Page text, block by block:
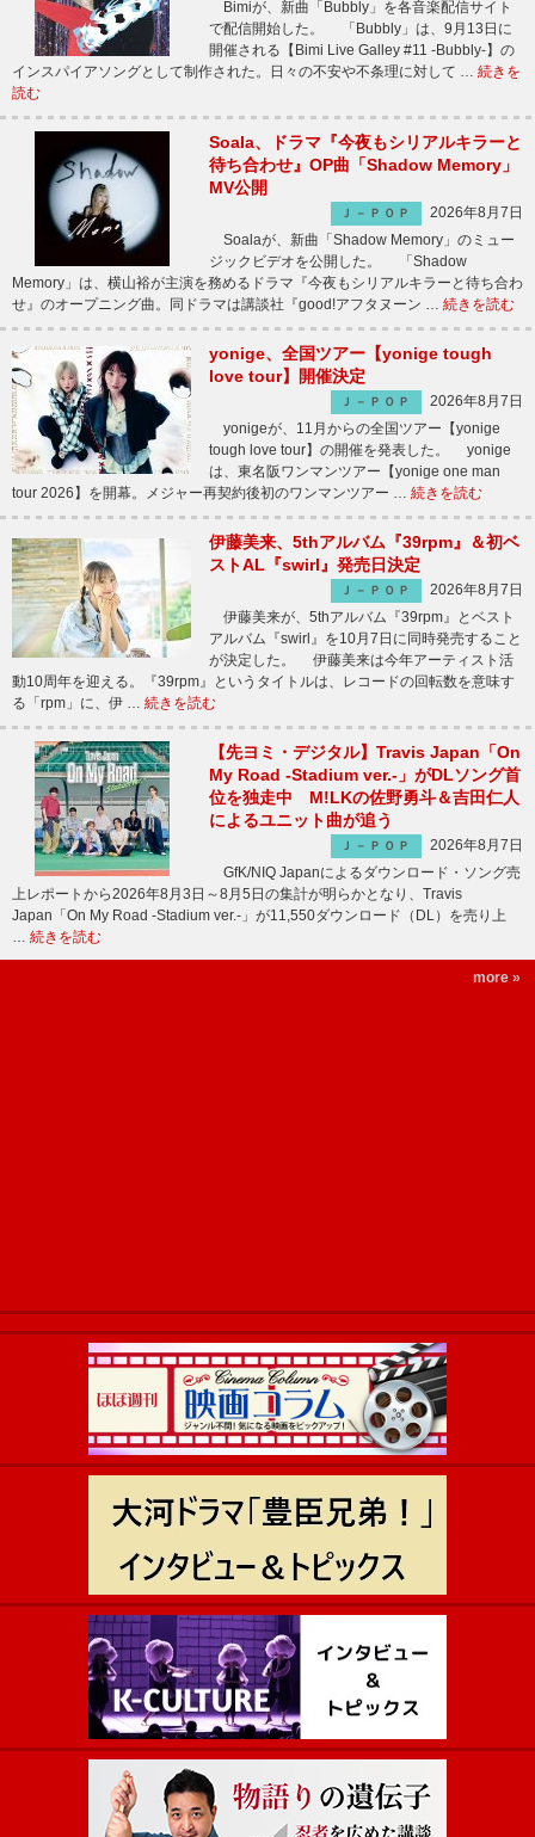
Bimiが、新曲「Bubbly」を各音楽配信サイト
で配信開始した。 「Bubbly」は、9月13日に
開催される【Bimi Live Galley #11 -Bubbly-】の
インスパイアソングとして制作された。日々の不安や不条理に対して … 続きを
読む
Soala、ドラマ『今夜もシリアルキラーと
待ち合わせ』OP曲「Shadow Memory」
MV公開
Ｊ－ＰＯＰ
2026年8月7日
Soalaが、新曲「Shadow Memory」のミュー
ジックビデオを公開した。 「Shadow
Memory」は、横山裕が主演を務めるドラマ『今夜もシリアルキラーと待ち合わ
せ』のオープニング曲。同ドラマは講談社『good!アフタヌーン … 続きを読む
yonige、全国ツアー【yonige tough
love tour】開催決定
Ｊ－ＰＯＰ
2026年8月7日
yonigeが、11月からの全国ツアー【yonige
tough love tour】の開催を発表した。 yonige
は、東名阪ワンマンツアー【yonige one man
tour 2026】を開幕。メジャー再契約後初のワンマンツアー … 続きを読む
伊藤美来、5thアルバム『39rpm』＆初ベ
ストAL『swirl』発売日決定
Ｊ－ＰＯＰ
2026年8月7日
伊藤美来が、5thアルバム『39rpm』とベスト
アルバム『swirl』を10月7日に同時発売すること
が決定した。 伊藤美来は今年アーティスト活
動10周年を迎える。『39rpm』というタイトルは、レコードの回転数を意味す
る「rpm」に、伊 … 続きを読む
【先ヨミ・デジタル】Travis Japan「On
My Road -Stadium ver.-」がDLソング首
位を独走中 M!LKの佐野勇斗＆吉田仁人
によるユニット曲が追う
Ｊ－ＰＯＰ
2026年8月7日
GfK/NIQ Japanによるダウンロード・ソング売
上レポートから2026年8月3日～8月5日の集計が明らかとなり、Travis
Japan「On My Road -Stadium ver.-」が11,550ダウンロード（DL）を売り上
… 続きを読む
more »